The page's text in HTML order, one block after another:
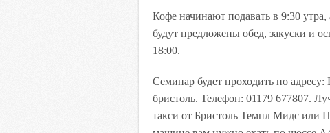
Кофе начинают подавать в 9:30
будут предложены обед, закуски и
18:00.
Семинар будет проходить по
бристоль. Телефон: 01179 677807.
такси от Бристоль Темпл Мидс или